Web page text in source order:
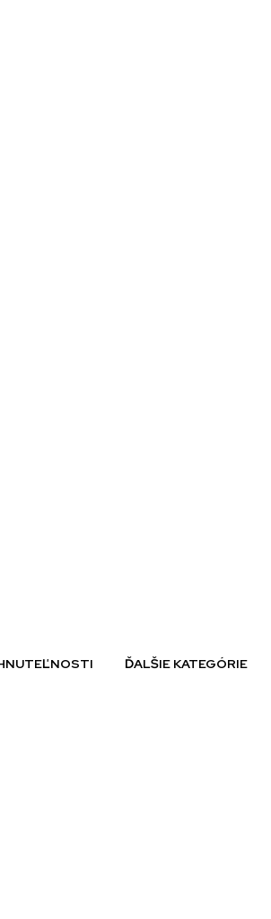
ĎALŠIE KATEGÓRIE